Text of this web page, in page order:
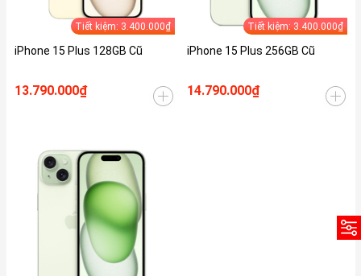
Tiết kiệm: 3.400.000₫
iPhone 15 Plus 128GB Cũ
13.790.000₫
Tiết kiệm: 3.400.000₫
iPhone 15 Plus 256GB Cũ
14.790.000₫